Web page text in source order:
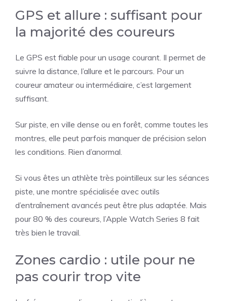
GPS et allure : suffisant pour
la majorité des coureurs
Le GPS est fiable pour un usage courant. Il permet de
suivre la distance, l’allure et le parcours. Pour un
coureur amateur ou intermédiaire, c’est largement
suffisant.
Sur piste, en ville dense ou en forêt, comme toutes les
montres, elle peut parfois manquer de précision selon
les conditions. Rien d’anormal.
Si vous êtes un athlète très pointilleux sur les séances
piste, une montre spécialisée avec outils
d’entraînement avancés peut être plus adaptée. Mais
pour 80 % des coureurs, l’Apple Watch Series 8 fait
très bien le travail.
Zones cardio : utile pour ne
pas courir trop vite